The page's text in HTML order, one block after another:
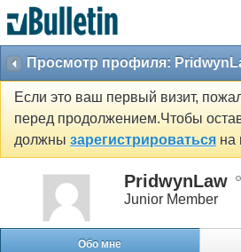
Просмотр профиля:
Если это ваш первый визит,
перед продолжением.Чтобы
должны зарегистрироваться на
PridwynLaw
Junior Member
Обо мне